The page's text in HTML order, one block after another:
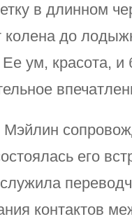
в длинном
колена до
ум, красота, и
Мэйлин
его
контактов